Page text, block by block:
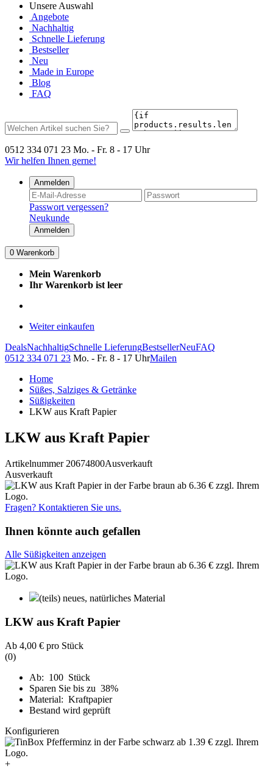
Unsere Auswahl
Angebote
Nachhaltig
Schnelle Lieferung
Bestseller
Neu
Made in Europe
Blog
FAQ
0512 334 071 23 Mo. - Fr. 8 - 17 Uhr
Wir helfen Ihnen gerne!
Anmelden
Passwort vergessen?
Neukunde
Anmelden
0 Warenkorb
Mein Warenkorb
Ihr Warenkorb ist leer
Weiter einkaufen
DealsNachhaltigSchnelle LieferungBestsellerNeuFAQ
0512 334 071 23 Mo. - Fr. 8 - 17 UhrMailen
Home
Süßes, Salziges & Getränke
Süßigkeiten
LKW aus Kraft Papier
LKW aus Kraft Papier
Artikelnummer 20674800Ausverkauft
Ausverkauft
Fragen? Kontaktieren Sie uns.
Ihnen könnte auch gefallen
Alle Süßigkeiten anzeigen
(teils) neues, natürliches Material
LKW aus Kraft Papier
Ab 4,00 € pro Stück
(0)
Ab: 100 Stück
Sparen Sie bis zu 38%
Material: Kraftpapier
Bestand wird geprüft
Konfigurieren
+